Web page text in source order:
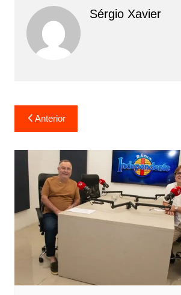
Sérgio Xavier
Anterior